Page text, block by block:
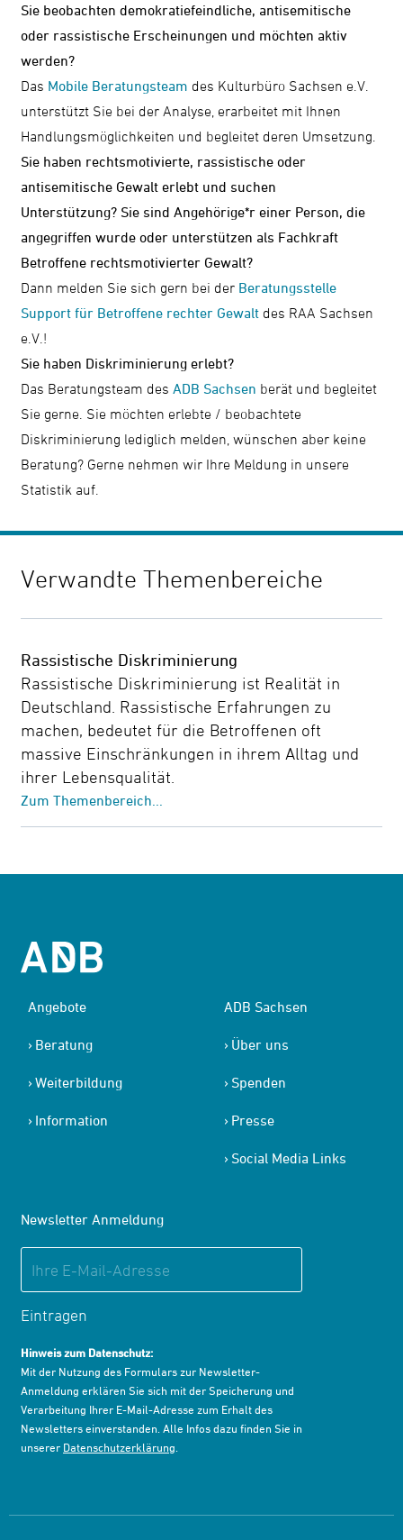
Sie beobachten demokratiefeindliche, antisemitische
oder rassistische Erscheinungen und möchten aktiv
werden?
Das Mobile Beratungsteam des Kulturbüro Sachsen e.V.
unterstützt Sie bei der Analyse, erarbeitet mit Ihnen
Handlungsmöglichkeiten und begleitet deren Umsetzung.
Sie haben rechtsmotivierte, rassistische oder
antisemitische Gewalt erlebt und suchen
Unterstützung? Sie sind Angehörige*r einer Person, die
angegriffen wurde oder unterstützen als Fachkraft
Betroffene rechtsmotivierter Gewalt?
Dann melden Sie sich gern bei der Beratungsstelle
Support für Betroffene rechter Gewalt des RAA Sachsen
e.V.!
Sie haben Diskriminierung erlebt?
Das Beratungsteam des ADB Sachsen berät und begleitet
Sie gerne. Sie möchten erlebte / beobachtete
Diskriminierung lediglich melden, wünschen aber keine
Beratung? Gerne nehmen wir Ihre Meldung in unsere
Statistik auf.
Verwandte Themenbereiche
Rassistische Diskriminierung
Rassistische Diskriminierung ist Realität in
Deutschland. Rassistische Erfahrungen zu
machen, bedeutet für die Betroffenen oft
massive Einschränkungen in ihrem Alltag und
ihrer Lebensqualität.
Zum Themenbereich...
Angebote
Beratung
Weiterbildung
Information
ADB Sachsen
Über uns
Spenden
Presse
Social Media Links
Newsletter Anmeldung
Eintragen
Hinweis zum Datenschutz:
Mit der Nutzung des Formulars zur Newsletter-
Anmeldung erklären Sie sich mit der Speicherung und
Verarbeitung Ihrer E-Mail-Adresse zum Erhalt des
Newsletters einverstanden. Alle Infos dazu finden Sie in
unserer Datenschutzerklärung